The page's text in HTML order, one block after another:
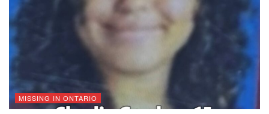
MISSING IN ONTARIO